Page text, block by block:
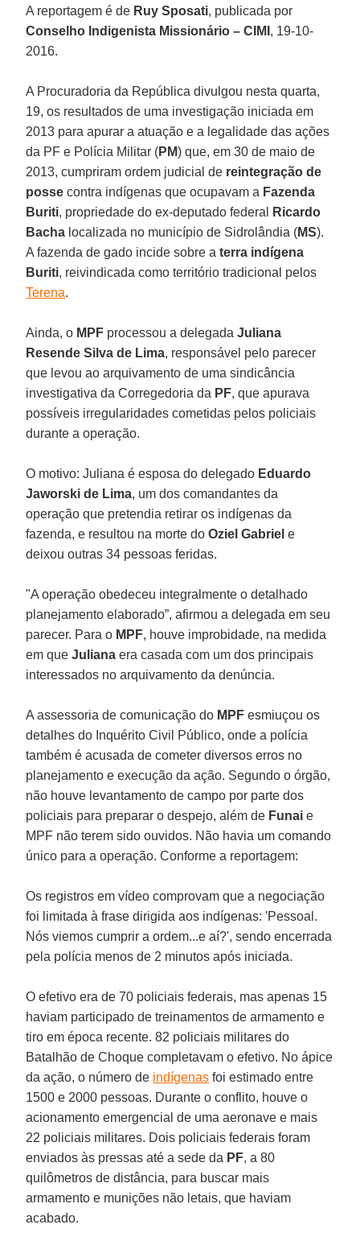
A reportagem é de Ruy Sposati, publicada por
Conselho Indigenista Missionário – CIMI , 19-10-
2016.
A Procuradoria da República divulgou nesta quarta,
19, os resultados de uma investigação iniciada em
2013 para apurar a atuação e a legalidade das ações
da PF e Polícia Militar (PM) que, em 30 de maio de
2013, cumpriram ordem judicial de reintegração de
possecontra indígenas que ocupavam a Fazenda
Buriti, propriedade do ex-deputado federal
Ricardo
Bacha localizada no município de Sidrolândia (MS).
A fazenda de gado incide sobre aterra indígena
Buriti, reivindicada como território tradicional pelos
Terena.
Ainda, o MPF processou a delegadaJuliana
Resende Silva de Lima, responsável pelo parecer
que levou ao arquivamento de uma sindicância
investigativa da Corregedoria da PF, que apurava
possíveis irregularidades cometidas pelos policiais
durante a operação.
O motivo: Juliana é esposa do delegado Eduardo
Jaworski de Lima, um dos comandantes da
operação que pretendia retirar os indígenas da
fazenda, e resultou na morte doOziel Gabriel e
deixou outras 34 pessoas feridas.
"A operação obedeceu integralmente o detalhado
planejamento elaborado”, afirmou a delegada em seu
parecer. Para o MPF, houve improbidade, na medida
em queJuliana era casada com um dos principais
interessados no arquivamento da denúncia.
A assessoria de comunicação do MPF esmiuçou os
detalhes do Inquérito Civil Público, onde a polícia
também é acusada de cometer diversos erros no
planejamento e execução da ação. Segundo o órgão,
não houve levantamento de campo por parte dos
policiais para preparar o despejo, além de Funai e
MPF não terem sido ouvidos. Não havia um comando
único para a operação. Conforme a reportagem:
Os registros em vídeo comprovam que a negociação
foi limitada à frase dirigida aos indígenas: 'Pessoal.
Nós viemos cumprir a ordem...e aí?', sendo encerrada
pela polícia menos de 2 minutos após iniciada.
O efetivo era de 70 policiais federais, mas apenas 15
haviam participado de treinamentos de armamento e
tiro em época recente. 82 policiais militares do
Batalhão de Choque completavam o efetivo. No ápice
da ação, o número de indígenas foi estimado entre
1500 e 2000 pessoas. Durante o conflito, houve o
acionamento emergencial de uma aeronave e mais
22 policiais militares. Dois policiais federais foram
enviados às pressas até a sede da PF, a 80
quilômetros de distância, para buscar mais
armamento e munições não letais, que haviam
acabado.